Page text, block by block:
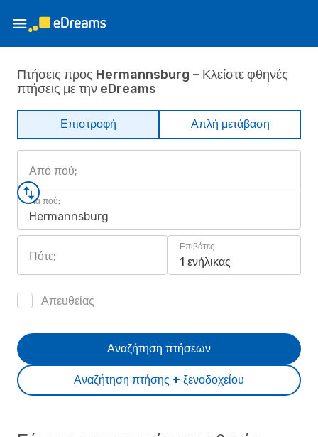
Πτήσεις προς Hermannsburg – Κλείστε φθηνές
πτήσεις με την eDreams
Επιστροφή Απλή μετάβαση
Από πού;
Για πού;
Hermannsburg
Πότε;
Επιβάτες
1 ενήλικας
Απευθείας
Αναζήτηση πτήσης + ξενοδοχείου
Αναζήτηση πτήσεων